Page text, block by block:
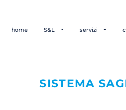
home S&L servizi
SISTEMA